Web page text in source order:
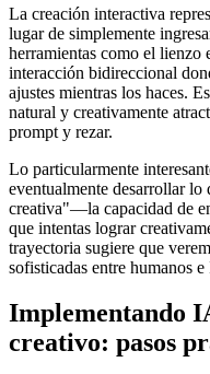
La creación interactiva
lugar de simplemente
herramientas como el lienzo
interacción bidireccional
ajustes mientras los haces.
natural y creativamente
prompt y rezar.
Lo particularmente
eventualmente desarrollar
creativa"—la capacidad de
que intentas lograr
trayectoria sugiere que
sofisticadas entre humanos
Implementando
creativo: pasos